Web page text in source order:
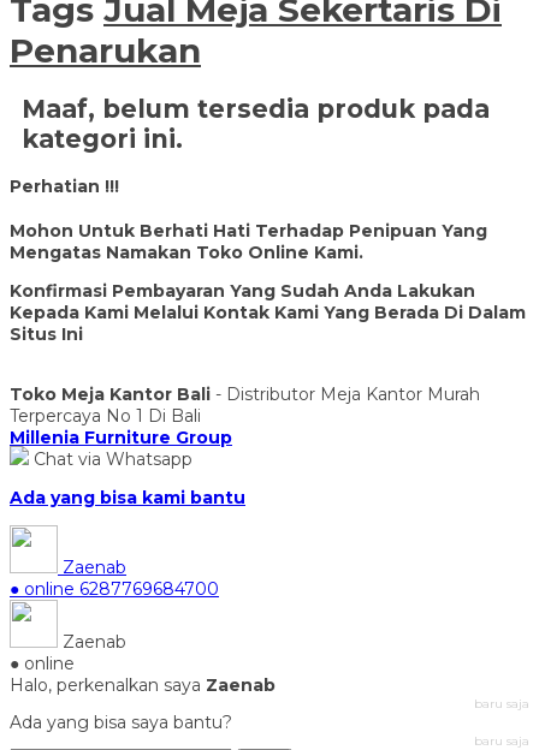
Tags Jual Meja Sekertaris Di
Penarukan
Maaf, belum tersedia produk pada
kategori ini.
Perhatian !!!
Mohon Untuk Berhati Hati Terhadap Penipuan Yang
Mengatas Namakan Toko Online Kami.
Konfirmasi Pembayaran Yang Sudah Anda Lakukan
Kepada Kami Melalui Kontak Kami Yang Berada Di Dalam
Situs Ini
Toko Meja Kantor Bali - Distributor Meja Kantor Murah
Terpercaya No 1 Di Bali
Millenia Furniture Group
Chat via Whatsapp
Ada yang bisa kami bantu
Zaenab
● online 6287769684700
Zaenab
● online
Halo, perkenalkan saya Zaenab
baru saja
Ada yang bisa saya bantu?
baru saja